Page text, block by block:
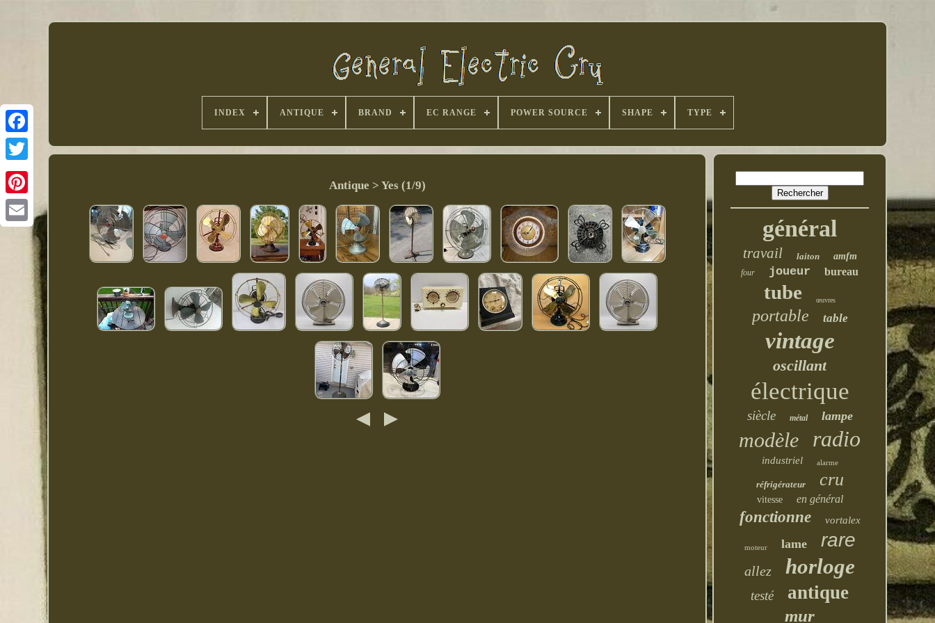
INDEX ANTIQUE BRAND EC RANGE POWER SOURCE SHAPE TYPE
Antique > Yes (1/9)
général
travail laiton amfm
four joueur bureau
tube œuvres
portable table
vintage
oscillant
électrique
siècle métal lampe
modèle radio
industriel alarme
réfrigérateur cru
vitesse en général
fonctionne vortalex
moteur lame rare
allez horloge
testé antique
mur